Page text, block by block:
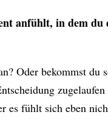
anfühlt, in dem du
Oder bekommst du
es fühlt sich eben